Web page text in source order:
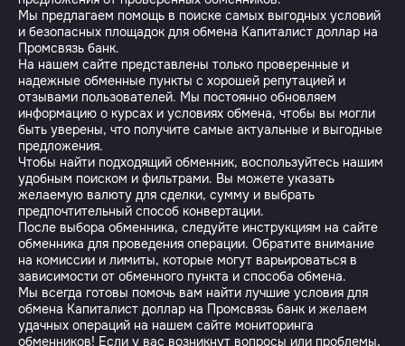
Мы предлагаем помощь в поиске самых выгодных условий
и безопасных площадок для обмена Капиталист доллар на
Промсвязь банк.
На нашем сайте представлены только проверенные и
надежные обменные пункты с хорошей репутацией и
отзывами пользователей. Мы постоянно обновляем
информацию о курсах и условиях обмена, чтобы вы могли
быть уверены, что получите самые актуальные и выгодные
предложения.
Чтобы найти подходящий обменник, воспользуйтесь нашим
удобным поиском и фильтрами. Вы можете указать
желаемую валюту для сделки, сумму и выбрать
предпочтительный способ конвертации.
После выбора обменника, следуйте инструкциям на сайте
обменника для проведения операции. Обратите внимание
на комиссии и лимиты, которые могут варьироваться в
зависимости от обменного пункта и способа обмена.
Мы всегда готовы помочь вам найти лучшие условия для
обмена Капиталист доллар на Промсвязь банк и желаем
удачных операций на нашем сайте мониторинга
обменников! Если у вас возникнут вопросы или проблемы,